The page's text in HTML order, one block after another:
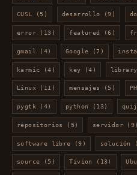
CUSL (5) desarrollo (9)
error(13) featured (6)
gmail (4) Google (7)
karmic (4) key (4) library
Linux(11) mensajes (5)
pygtk (4) python (13)
repositorios (5) servidor(9)
software libre (9) solución
source (5) Tivion (13)